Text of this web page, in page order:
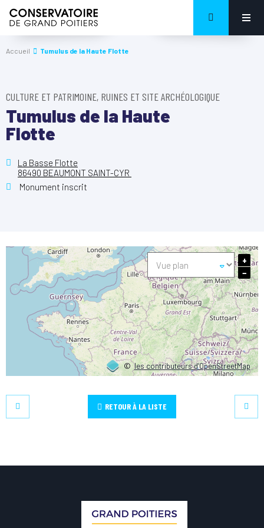
Accueil Tumulus de la Haute Flotte
CULTURE ET PATRIMOINE, RUINES ET SITE ARCHÉOLOGIQUE
Tumulus de la Haute
Flotte
La Basse Flotte
86490 BEAUMONT SAINT-CYR
Monument inscrit
©les contributeurs d’OpenStreetMap
+
−
RETOUR À LA LISTE